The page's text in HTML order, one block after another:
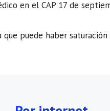
en el CAP 17 de
puede haber